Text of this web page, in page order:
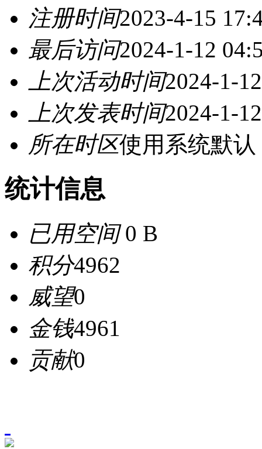
注册时间2023-4-15
最后访问2024-1-12
上次活动时间2024-1-
上次发表时间2024-1-
所在时区使用系统默认
统计信息
已用空间0 B
积分4962
威望0
金钱4961
贡献0